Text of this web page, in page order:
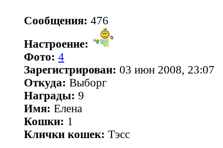
Сообщения: 476
Настроение:
Фото: 4
Зарегистрирован: 03 июн 2008, 23:07
Откуда: Выборг
Награды: 9
Имя: Елена
Кошки: 1
Клички кошек: Тэсс